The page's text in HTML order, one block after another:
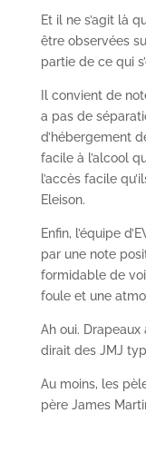
Et il ne s’agit là
être observées
partie de ce qui
Il convient de
a pas de
d’hébergement
facile à l’alcool
l’accès facile
Eleison.
Enfin, l’équipe
par une note
formidable de
foule et une
Ah oui.
dirait des JMJ
Au moins, les
père James